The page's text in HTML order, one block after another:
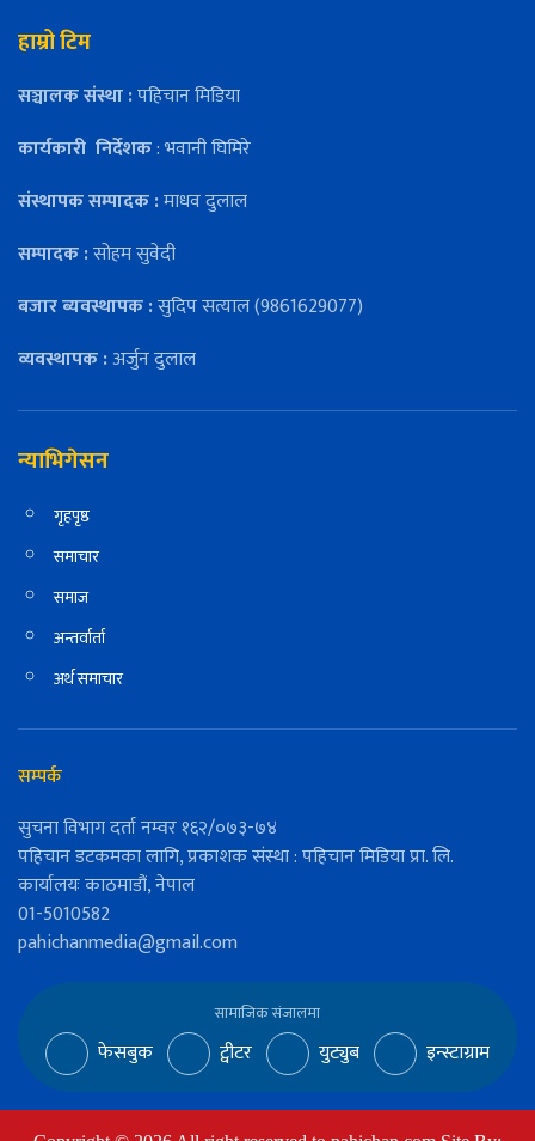
हाम्रो टिम
सञ्चालक संस्था :पहिचान मिडिया
कार्यकारी निर्देशक: भवानी घिमिरे
संस्थापक सम्पादक :माधव दुलाल
सम्पादक :सोहम सुवेदी
बजार ब्यवस्थापक :सुदिप सत्याल (9861629077)
व्यवस्थापक :अर्जुन दुलाल
न्याभिगेसन
गृहपृष्ठ
समाचार
समाज
अन्तर्वार्ता
अर्थ समाचार
सम्पर्क
सुचना विभाग दर्ता नम्वर १६२/०७३-७४
पहिचान डटकमका लागि, प्रकाशक संस्था : पहिचान मिडिया प्रा. लि.
कार्यालयः काठमाडौं, नेपाल
01-5010582
pahichanmedia@gmail.com
सामाजिक संजालमा
फेसबुक ट्वीटर युट्युब इन्स्टाग्राम